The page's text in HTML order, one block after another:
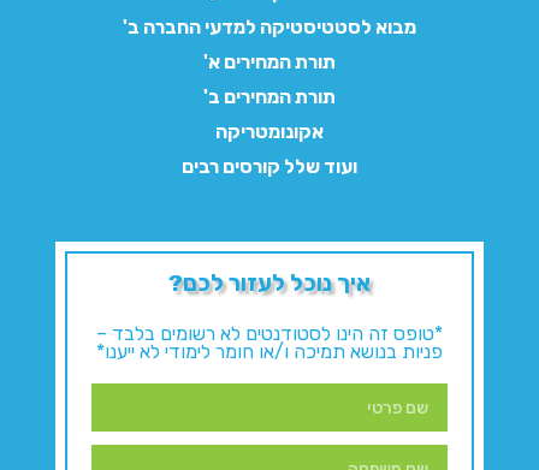
מבוא לסטטיסטיקה למדעי החברה ב'
תורת המחירים א'
תורת המחירים ב'
אקונומטריקה
ועוד שלל קורסים רבים
איך נוכל לעזור לכם?
*טופס זה הינו לסטודנטים לא רשומים בלבד –
פניות בנושא תמיכה ו/או חומר לימודי לא ייענו*